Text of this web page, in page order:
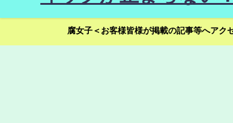
腐女子＜お客様皆様が掲載の記事等へアク